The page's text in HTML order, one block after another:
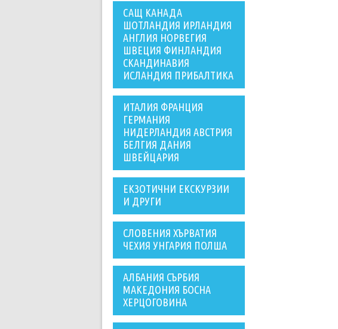
САЩ КАНАДА
ШОТЛАНДИЯ ИРЛАНДИЯ
АНГЛИЯ НОРВЕГИЯ
ШВЕЦИЯ ФИНЛАНДИЯ
СКАНДИНАВИЯ
ИСЛАНДИЯ ПРИБАЛТИКА
ИТАЛИЯ ФРАНЦИЯ
ГЕРМАНИЯ
НИДЕРЛАНДИЯ АВСТРИЯ
БЕЛГИЯ ДАНИЯ
ШВЕЙЦАРИЯ
ЕКЗОТИЧНИ ЕКСКУРЗИИ
И ДРУГИ
СЛОВЕНИЯ ХЪРВАТИЯ
ЧЕХИЯ УНГАРИЯ ПОЛША
АЛБАНИЯ СЪРБИЯ
МАКЕДОНИЯ БОСНА
ХЕРЦОГОВИНА